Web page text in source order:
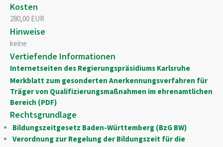
Kosten
280,00 EUR
Hinweise
keine
Vertiefende Informationen
Internetseiten des Regierungspräsidiums Karlsruhe
Merkblatt zum gesonderten Anerkennungsverfahren für
Träger von Qualifizierungsmaßnahmen im ehrenamtlichen
Bereich (PDF)
Rechtsgrundlage
Bildungszeitgesetz Baden-Württemberg (BzG BW)
Verordnung zur Regelung der Bildungszeit für die